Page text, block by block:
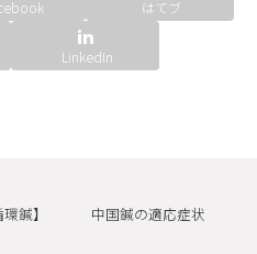
はてブ
LinkedIn
鍼】 中国鍼の適応症状